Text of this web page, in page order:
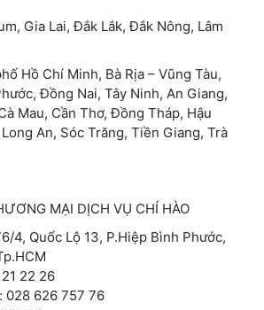
Gia Lai, Đắk Lắk, Đắk Nông, Lâm
Hồ Chí Minh, Bà Rịa – Vũng Tàu,
Đồng Nai, Tây Ninh, An Giang,
Mau, Cần Thơ, Đồng Tháp, Hậu
An, Sóc Trăng, Tiền Giang, Trà
MẠI DỊCH VỤ CHÍ HÀO
4, Quốc Lộ 13, P.Hiệp Bình Phước,
22 26
028 626 757 76